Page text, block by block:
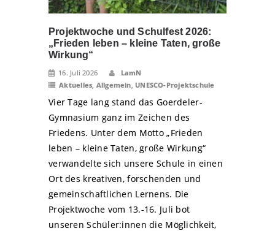
Projektwoche und Schulfest 2026:
„Frieden leben – kleine Taten, große
Wirkung“
16. Juli 2026
LamN
Aktuelles Allgemein UNESCO-Projektschule
Vier Tage lang stand das Goerdeler-
Gymnasium ganz im Zeichen des
Friedens. Unter dem Motto „Frieden
leben – kleine Taten, große Wirkung“
verwandelte sich unsere Schule in einen
Ort des kreativen, forschenden und
gemeinschaftlichen Lernens. Die
Projektwoche vom 13.-16. Juli bot
unseren Schüler:innen die Möglichkeit,